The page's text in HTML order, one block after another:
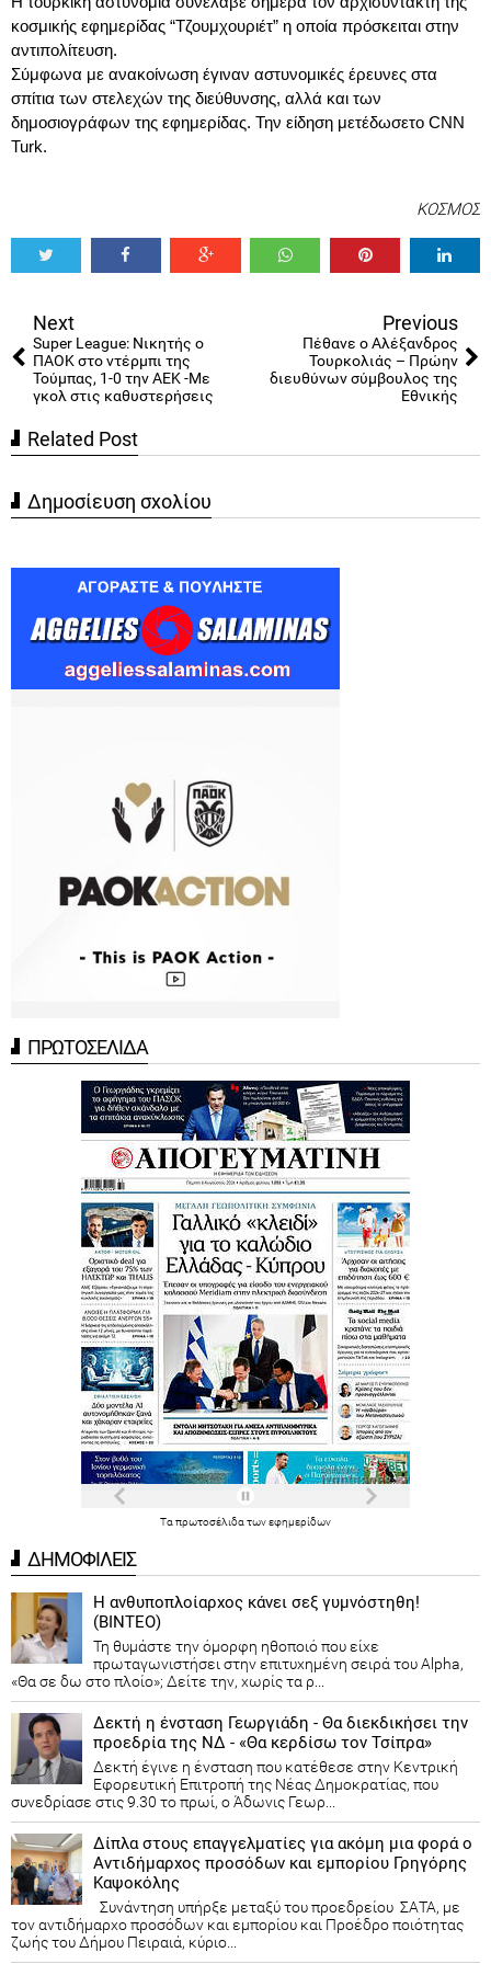
κοσμικής εφημερίδας “Τζουμχουριέτ” η οποία πρόσκειται στην
αντιπολίτευση.
Σύμφωνα με ανακοίνωση έγιναν αστυνομικές έρευνες στα
σπίτια των στελεχών της διεύθυνσης, αλλά και των
δημοσιογράφων της εφημερίδας. Την είδηση μετέδωσετο CNN
Turk.
ΚΟΣΜΟΣ
Next
Super League: Νικητής ο
ΠΑΟΚ στο ντέρμπι της
Τούμπας, 1-0 την ΑΕΚ -Με
γκολ στις καθυστερήσεις
Previous
Πέθανε ο Αλέξανδρος
Τουρκολιάς – Πρώην
διευθύνων σύμβουλος της
Εθνικής
Related Post
Δημοσίευση σχολίου
ΠΡΩΤΟΣΕΛΙΔΑ
Τα πρωτοσέλιδα τωνεφημερίδων
ΔΗΜΟΦΙΛΕΙΣ
Η ανθυποπλοίαρχος κάνει σεξ γυμνόστηθη!
(ΒΙΝΤΕΟ)
Τη θυμάστε την όμορφη ηθοποιό που είχε
πρωταγωνιστήσει στην επιτυχημένη σειρά του Alpha,
«Θα σε δω στο πλοίο»; Δείτε την, χωρίς τα ρ...
Δεκτή η ένσταση Γεωργιάδη - Θα διεκδικήσει την
προεδρία της ΝΔ - «Θα κερδίσω τον Τσίπρα»
Δεκτή έγινε η ένσταση που κατέθεσε στην Κεντρική
Εφορευτική Επιτροπή της Νέας Δημοκρατίας, που
συνεδρίασε στις 9.30 το πρωί, ο Άδωνις Γεωρ...
Δίπλα στους επαγγελματίες για ακόμη μια φορά ο
Αντιδήμαρχος προσόδων και εμπορίου Γρηγόρης
Καψοκόλης
Συνάντηση υπήρξε μεταξύ του προεδρείου ΣΑΤΑ, με
τον αντιδήμαρχο προσόδων και εμπορίου και Προέδρο ποιότητας
ζωής του Δήμου Πειραιά, κύριο...